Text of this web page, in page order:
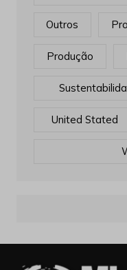
Outros
Produção
United Stated